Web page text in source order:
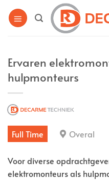
naar
Ervaren
hulpmonteurs
Full Time Overal
Voor diverse
elektromonteurs als